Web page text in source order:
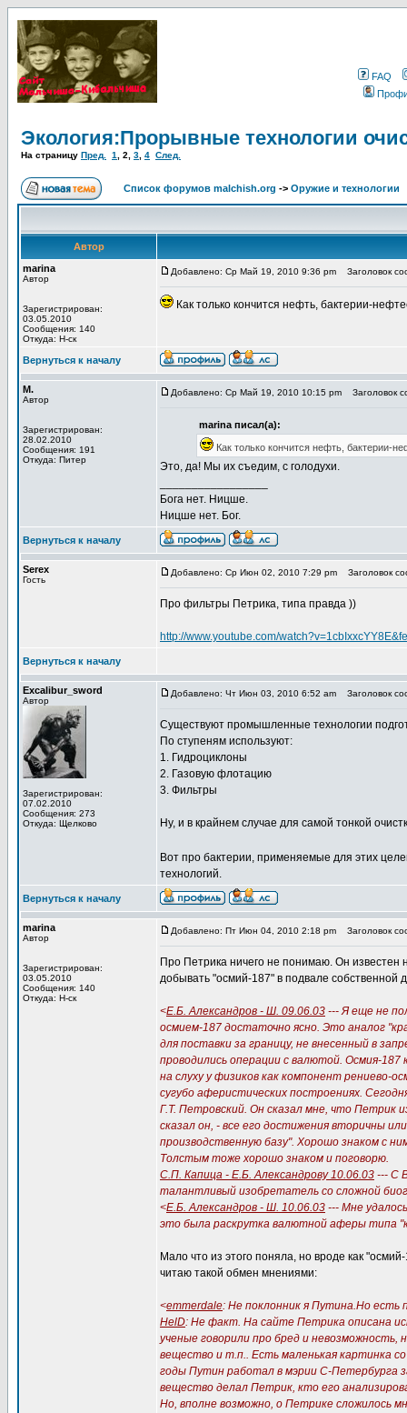
FAQ
Экология:Прорывные технологии
На страницу Пред. 1 2 3 4 След.
Список форумов malchish.org -> Оружие и технологии
Автор
marina
Автор
Зарегистрирован:
03.05.2010
Сообщения: 140
Откуда: Н-ск
Добавлено: Ср Май 19, 2010 9:36 pm Заголовок
Как только кончится нефть, бактерии-
Вернуться к началу
М.
Автор
Зарегистрирован:
28.02.2010
Сообщения: 191
Откуда: Питер
Добавлено: Ср Май 19, 2010 10:15 pm Заголовок
marina писал(а):
Как только кончится нефть, бактерии-
Это, да! Мы их съедим, с голодухи.
Бога нет. Ницше.
Ницше нет. Бог.
Вернуться к началу
Serex
Гость
Добавлено: Ср Июн 02, 2010 7:29 pm Заголовок
Про фильтры Петрика, типа правда ))
http://www.youtube.com/
Вернуться к началу
Excalibur_sword
Автор
Зарегистрирован:
07.02.2010
Сообщения: 273
Откуда: Щелково
Добавлено: Чт Июн 03, 2010 6:52 am Заголовок
Существуют промышленные технологии
По ступеням используют:
1. Гидроциклоны
2. Газовую флотацию
3. Фильтры
Ну, и в крайнем случае для самой тонкой
Вот про бактерии, применяемые для этих
технологий.
Вернуться к началу
marina
Автор
Зарегистрирован:
03.05.2010
Сообщения: 140
Откуда: Н-ск
Добавлено: Пт Июн 04, 2010 2:18 pm Заголовок
Про Петрика ничего не понимаю. Он известен
добывать "осмий-187" в подвале собственной
<Е.Б. Александров - Ш. 09.06.03 --- Я еще не
осмием-187 достаточно ясно. Это аналог
для поставки за границу, не внесенный в
проводились операции с валютой. Осмия-
на слуху у физиков как компонент рениево-
сугубо аферистических построениях.
Г.Т. Петровский. Он сказал мне, что Петрик
сказал он, - все его достижения вторичны
производственную базу". Хорошо знаком с
Толстым тоже хорошо знаком и поговорю.
С.П. Капица - Е.Б. Александрову 10.06.03 --- С
талантливый изобретатель со сложной
<Е.Б. Александров - Ш. 10.06.03 --- Мне
это была раскрутка валютной аферы типа
Мало что из этого поняла, но вроде как
читаю такой обмен мнениями:
<emmerdale: Не поклонник я Путина.Но есть
HelD: Не факт. На сайте Петрика описана
ученые говорили про бред и
вещество и т.п.. Есть маленькая картинка
годы Путин работал в мэрии С-Петербурга
вещество делал Петрик, кто его
Но, вполне возможно, о Петрике сложилось